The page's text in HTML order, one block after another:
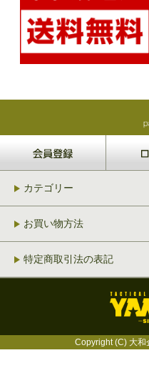
カテゴリー
お買い物方法
特定商取引法の表記
Copyright (C) 大和